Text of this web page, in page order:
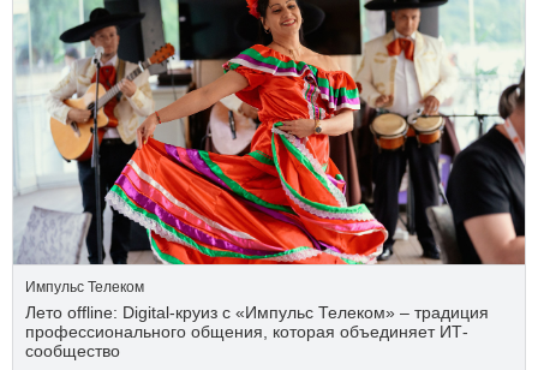
Импульс Телеком
Лето offline: Digital-круиз с «Импульс Телеком» – традиция
профессионального общения, которая объединяет ИТ-
сообщество